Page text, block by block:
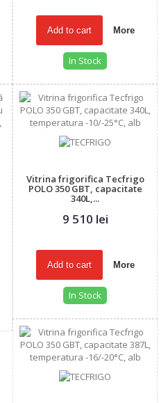
Add to cart More
In Stock
Vitrina frigorifica Tecfrigo
POLO 350 GBT, capacitate
340L,...
9 510 lei
Add to cart More
In Stock